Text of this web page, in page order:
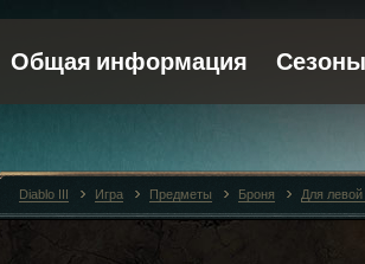
Diablo III Игра Предметы Броня Для левой